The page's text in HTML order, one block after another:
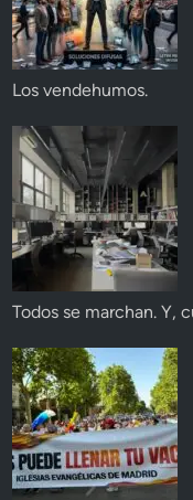
Los vendehumos.
Todos se marchan. Y,